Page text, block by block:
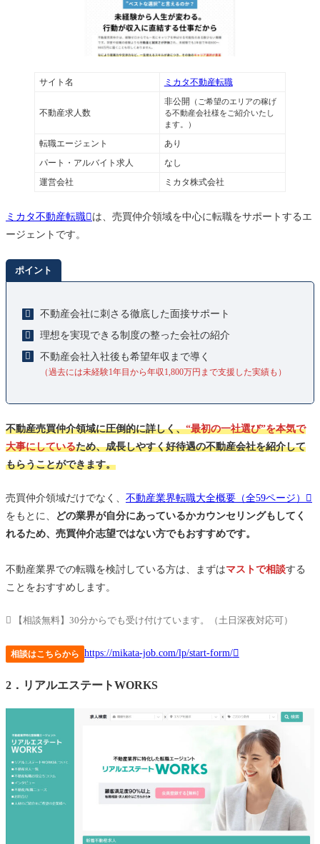
サイト名 ミカタ不動産転職
不動産求人数
非公開
（ご希望のエリアの稼げ
る不動産会社様をご紹介いたし
ます。）
転職エージェント あり
パート・アルバイト求人 なし
運営会社 ミカタ株式会社
ミカタ不動産転職
は、売買仲介領域を中心に転職をサポートするエ
ージェントです。
ポイント
不動産会社に刺さる徹底した面接サポート
理想を実現できる制度の整った会社の紹介
不動産会社入社後も希望年収まで導く
（過去には未経験1年目から年収1,800万円まで支援した実績も）
不動産売買仲介領域に圧倒的に詳しく、“最初の一社選び”を本気で
大事にしているため、成長しやすく好待遇の不動産会社を紹介して
もらうことができます。
売買仲介領域だけでなく、 不動産業界転職大全概要（全59ページ）
をもとに、
どの業界が自分にあっているかカウンセリングもしてく
れるため、売買仲介志望ではない方でもおすすめです。
不動産業界での転職を検討している方は、まずはマストで相談する
ことをおすすめします。
【相談無料】30分からでも受け付けています。（土日深夜対応可）
相談はこちらから https://mikata-job.com/lp/start-form/
2．リアルエステートWORKS